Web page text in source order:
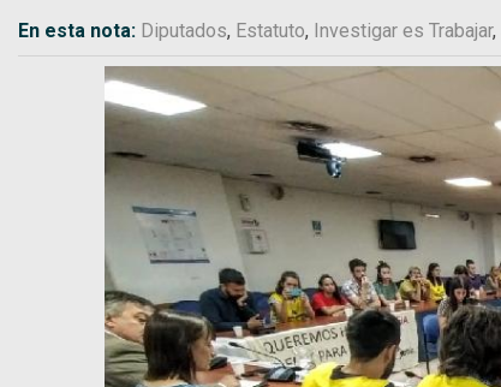
En esta nota: Diputados, Estatuto, Investigar es Trabajar,